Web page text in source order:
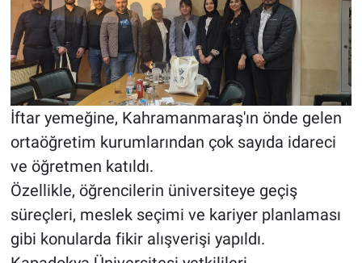
İftar yemeğine, Kahramanmaraş'ın önde gelen
ortaöğretim kurumlarından çok sayıda idareci
ve öğretmen katıldı.
Özellikle, öğrencilerin üniversiteye geçiş
süreçleri, meslek seçimi ve kariyer planlaması
gibi konularda fikir alışverişi yapıldı.